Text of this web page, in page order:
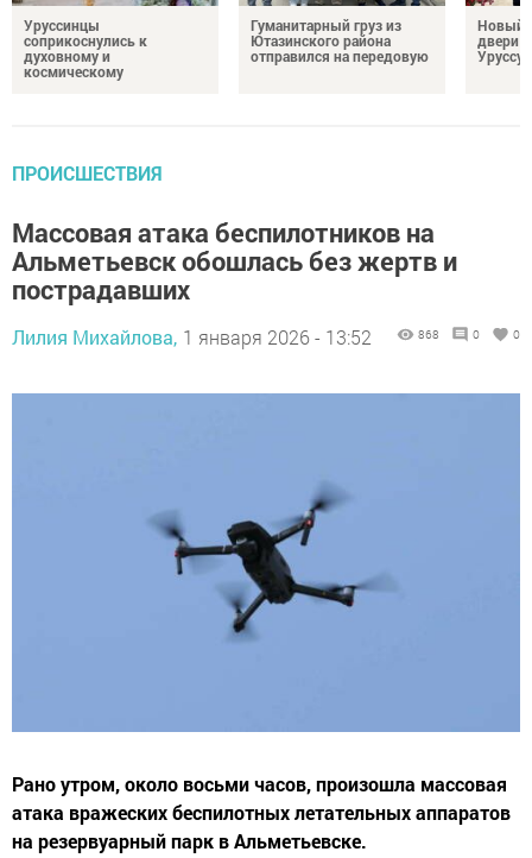
Уруссинцы
соприкоснулись к
духовному и
космическому
Гуманитарный груз из
Ютазинского района
отправился на передовую
Новый
двери
Уруссу
ПРОИСШЕСТВИЯ
Массовая атака беспилотников на
Альметьевск обошлась без жертв и
пострадавших
Лилия Михайлова, 1 января 2026 - 13:52 868 0 0
Рано утром, около восьми часов, произошла массовая
атака вражеских беспилотных летательных аппаратов
на резервуарный парк в Альметьевске.